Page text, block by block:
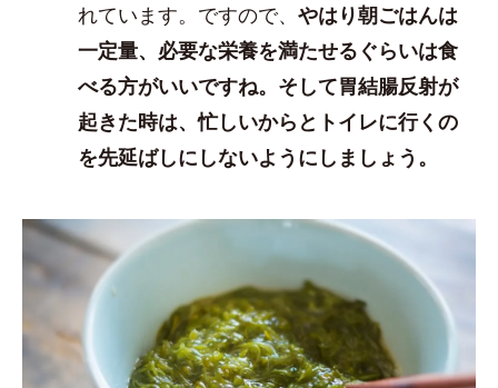
れています。ですので、 やはり朝ごはんは
一定量、必要な栄養を満たせるぐらいは食
べる方がいいですね。そして胃結腸反射が
起きた時は、忙しいからとトイレに行くの
を先延ばしにしないようにしましょう。